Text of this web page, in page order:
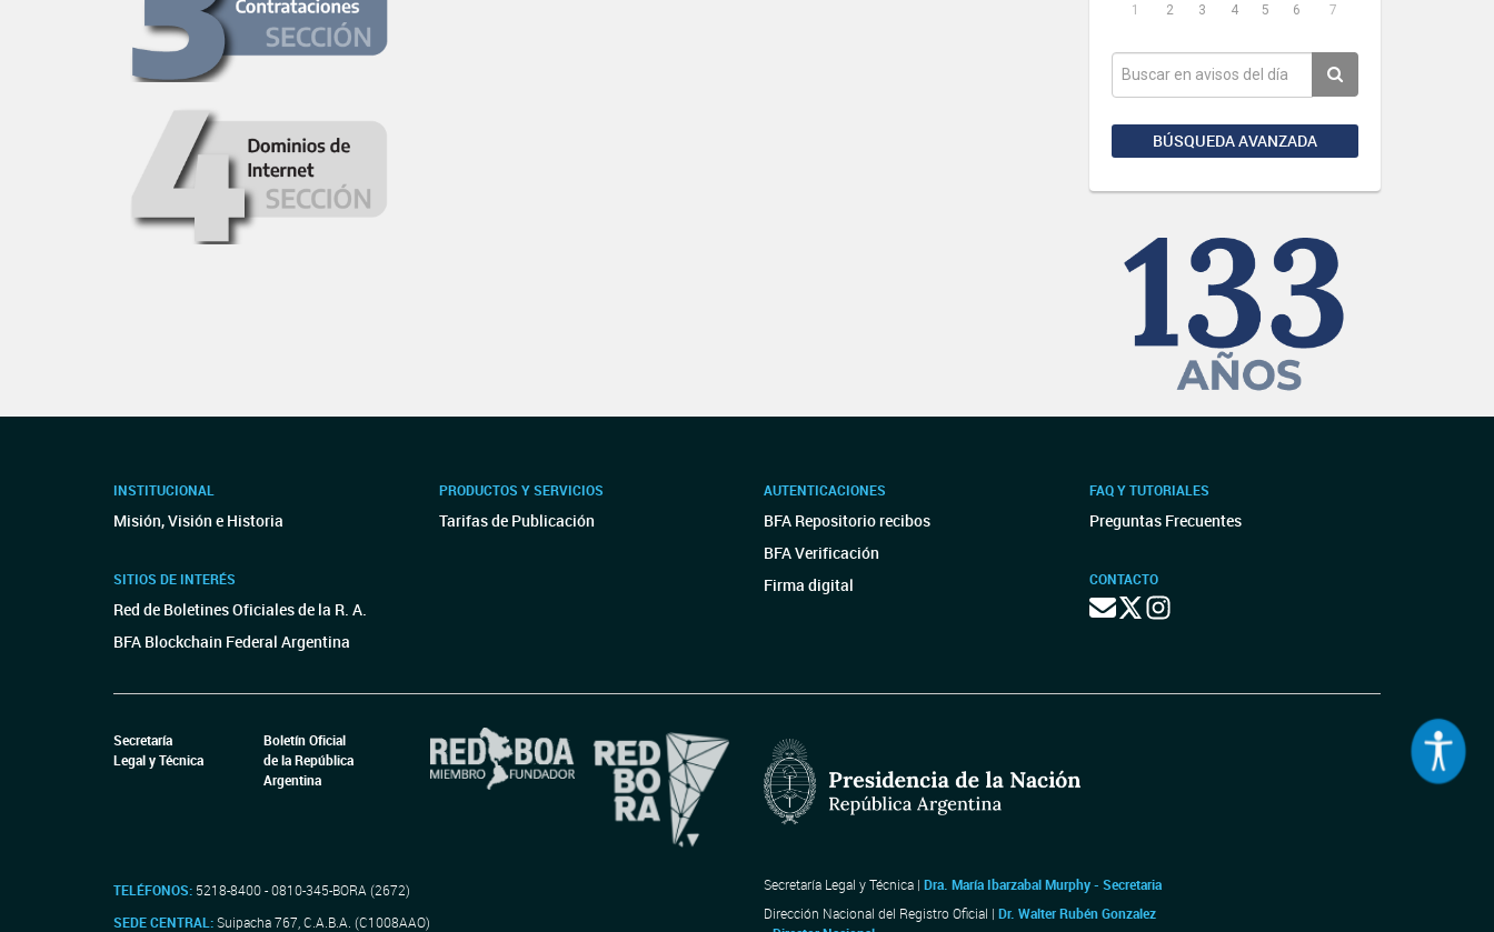
1
2 3 4 5 6 7
BÚSQUEDA AVANZADA
INSTITUCIONAL
Misión, Visión e Historia
SITIOS DE INTERÉS
Red de Boletines Oficiales de la R. A.
BFA Blockchain Federal Argentina
PRODUCTOS Y SERVICIOS
Tarifas de Publicación
AUTENTICACIONES
BFA Repositorio recibos
BFA Verificación
Firma digital
FAQ Y TUTORIALES
Preguntas Frecuentes
CONTACTO
Secretaría
Legal y Técnica
Boletín Oficial
de la República
Argentina
TELÉFONOS: 5218-8400 - 0810-345-BORA (2672)
SEDE CENTRAL:Suipacha 767, C.A.B.A. (C1008AAO)
Secretaría Legal y Técnica | Dra. María Ibarzabal Murphy - Secretaria
Dirección Nacional del Registro Oficial | Dr. Walter Rubén Gonzalez